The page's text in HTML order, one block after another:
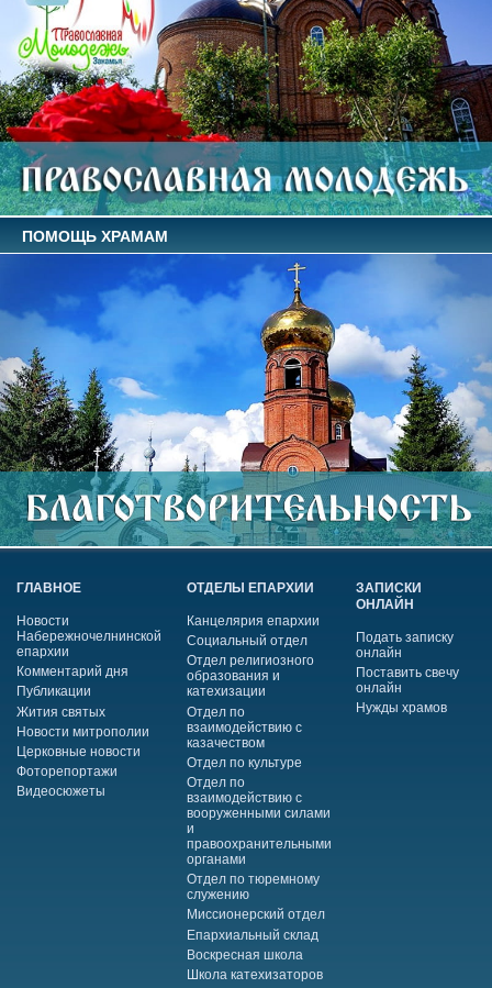
ПОМОЩЬ ХРАМАМ
ГЛАВНОЕ
Новости
Набережночелнинской
епархии
Комментарий дня
Публикации
Жития святых
Новости митрополии
Церковные новости
Фоторепортажи
Видеосюжеты
ОТДЕЛЫ ЕПАРХИИ
Канцелярия епархии
Социальный отдел
Отдел религиозного
образования и
катехизации
Отдел по
взаимодействию с
казачеством
Отдел по культуре
Отдел по
взаимодействию с
вооруженными силами
и
правоохранительными
органами
Отдел по тюремному
служению
Миссионерский отдел
Епархиальный склад
Воскресная школа
Школа катехизаторов
ЗАПИСКИ
ОНЛАЙН
Подать записку
онлайн
Поставить свечу
онлайн
Нужды храмов